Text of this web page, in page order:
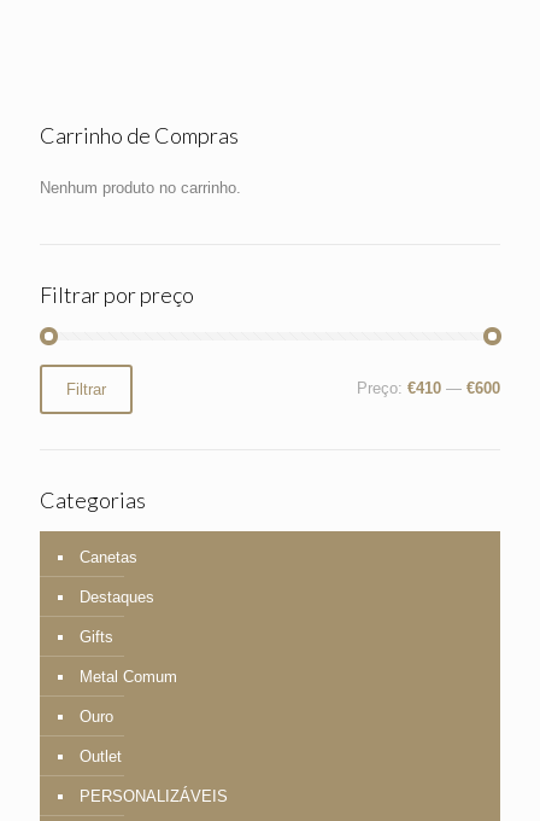
Carrinho de Compras
Nenhum produto no carrinho.
Filtrar por preço
mínimo
máximo
Filtrar Preço: €410 — €600
Categorias
Canetas
Destaques
Gifts
Metal Comum
Ouro
Outlet
PERSONALIZÁVEIS